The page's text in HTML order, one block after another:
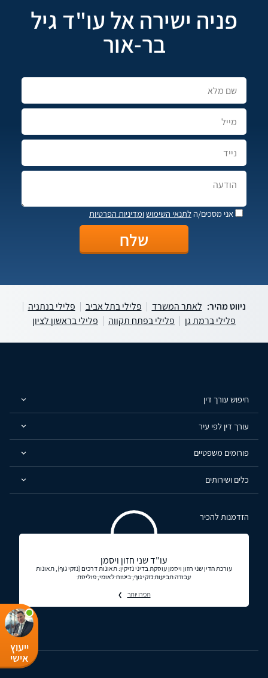
פניה ישירה אל עו"ד גיל
בר-אור
אני מסכים/הלתנאי השימושומדיניות הפרטיות
ניווט מהיר: לאתר המשרד פלילי בתל אביב
פלילי בנתניה
פלילי ברמת גן
פלילי בפתח תקווה פלילי בראשון לציון
ייעוץ
אישי
חיפוש עורך דין
עורך דין לפי עיר
פורומים משפטיים
כלים ושירותים
הזדמנות להכיר
עו"ד שני חזון ויסמן
עורכת הדין שני חזון ויסמן עוסקת בדיני נזיקין: תאונות דרכים (נזקי גוף), תאונות
עבודה תביעות נזקי גוף, ביטוח לאומי, פוליסת
תכירו יותר